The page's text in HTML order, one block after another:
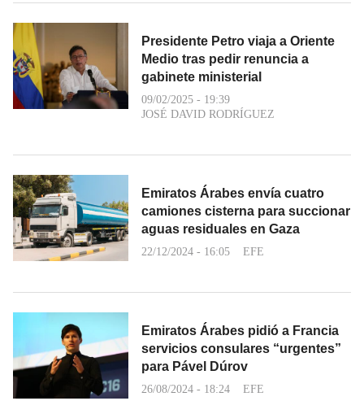
Presidente Petro viaja a Oriente
Medio tras pedir renuncia a
gabinete ministerial
09/02/2025 - 19:39
JOSÉ DAVID RODRÍGUEZ
Emiratos Árabes envía cuatro
camiones cisterna para succionar
aguas residuales en Gaza
22/12/2024 - 16:05 EFE
Emiratos Árabes pidió a Francia
servicios consulares “urgentes”
para Pável Dúrov
26/08/2024 - 18:24 EFE